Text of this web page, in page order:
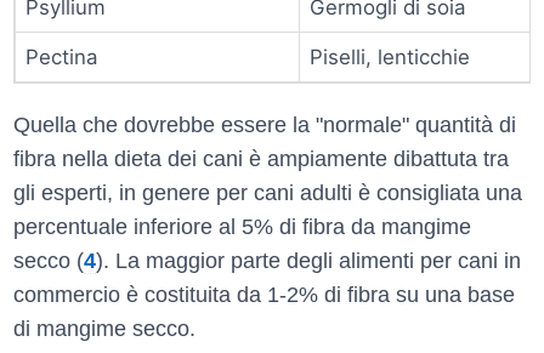
Psyllium Germogli di soia
Pectina Piselli, lenticchie
Quella che dovrebbe essere la "normale" quantità di
fibra nella dieta dei cani è ampiamente dibattuta tra
gli esperti, in genere per cani adulti è consigliata una
percentuale inferiore al 5% di fibra da mangime
secco (4). La maggior parte degli alimenti per cani in
commercio è costituita da 1-2% di fibra su una base
di mangime secco.